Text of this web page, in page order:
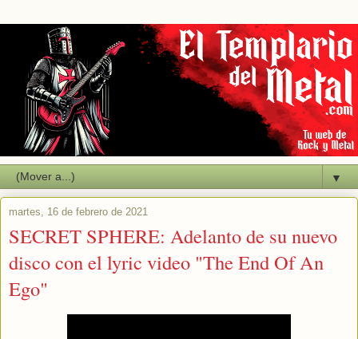
▼
martes, 16 de febrero de 2021
SECRET SPHERE: Adelanto de su nuevo
disco con el lyric video "The End Of An
Ego"